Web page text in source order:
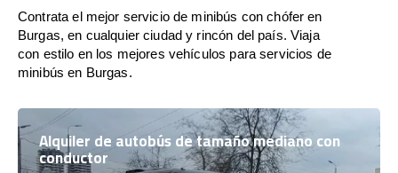
Contrata el mejor servicio de minibús con chófer en
Burgas, en cualquier ciudad y rincón del país. Viaja
con estilo en los mejores vehículos para servicios de
minibús en Burgas.
Alquiler de autobús de tamaño mediano con
conductor